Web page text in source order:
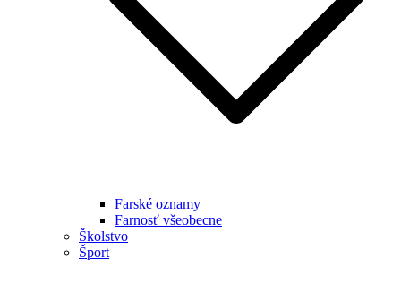
Farské oznamy
Farnosť všeobecne
Školstvo
Šport